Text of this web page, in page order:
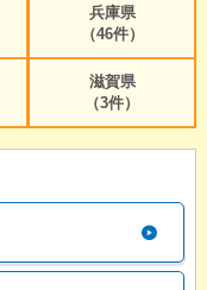
兵庫県
（46件）
滋賀県
（3件）